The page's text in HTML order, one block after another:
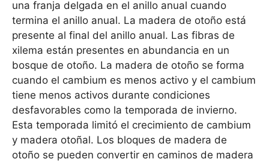
una franja delgada en el anillo anual cuando
termina el anillo anual. La madera de otoño está
presente al final del anillo anual. Las fibras de
xilema están presentes en abundancia en un
bosque de otoño. La madera de otoño se forma
cuando el cambium es menos activo y el cambium
tiene menos activos durante condiciones
desfavorables como la temporada de invierno.
Esta temporada limitó el crecimiento de cambium
y madera otoñal. Los bloques de madera de
otoño se pueden convertir en caminos de madera